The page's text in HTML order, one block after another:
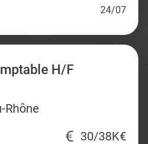
24/07
H/F
Rhône
30/38K€